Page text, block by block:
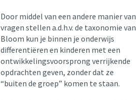
Door middel van een andere manier van
vragen stellen a.d.h.v. de taxonomie van
Bloom kun je binnen je onderwijs
differentiëren en kinderen met een
ontwikkelingsvoorsprong verrijkende
opdrachten geven, zonder dat ze
“buiten de groep” komen te staan.